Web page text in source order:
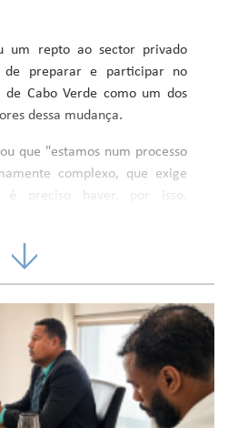
um repto ao sector privado
de preparar e participar no
de Cabo Verde como um dos
dessa mudança.
que "estamos num processo
complexo, que exige
preciso haver, por isso,
das infra-estruturas para
desse processo de
neste momento, segundo
Maria Neves, está com dois
importantes,
o de adesão do país